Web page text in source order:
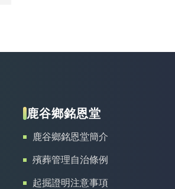
鹿谷鄉銘恩堂
鹿谷鄉銘恩堂簡介
殯葬管理自治條例
起掘證明注意事項